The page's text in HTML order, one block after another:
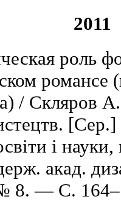
2011
роль
романсе
/ Скляров
і науки,
акад.
— C.